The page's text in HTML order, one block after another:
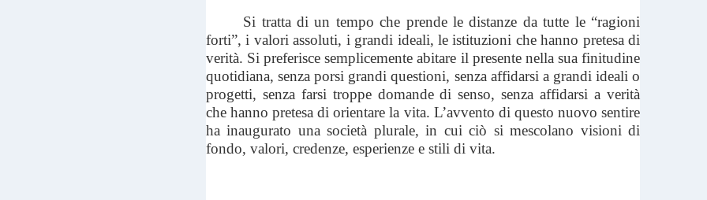
Si tratta di un tempo che prende le distanze da tutte le “ragioni
forti”, i valori assoluti, i grandi ideali, le istituzioni che hanno pretesa di
verità. Si preferisce semplicemente abitare il presente nella sua finitudine
quotidiana, senza porsi grandi questioni, senza affidarsi a grandi ideali o
progetti, senza farsi troppe domande di senso, senza affidarsi a verità
che hanno pretesa di orientare la vita. L’avvento di questo nuovo sentire
ha inaugurato una società plurale, in cui ciò si mescolano visioni di
fondo, valori, credenze, esperienze e stili di vita.